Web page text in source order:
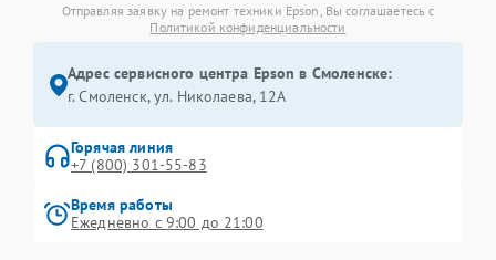
Отправляя заявку на ремонт техники Epson, Вы соглашаетесь с
Политикой конфиденциальности
Адрес сервисного центра Epson в Смоленске:
г. Смоленск, ул. Николаева, 12А
Горячая линия
+7 (800) 301-55-83
Время работы
Ежедневно с 9:00 до 21:00